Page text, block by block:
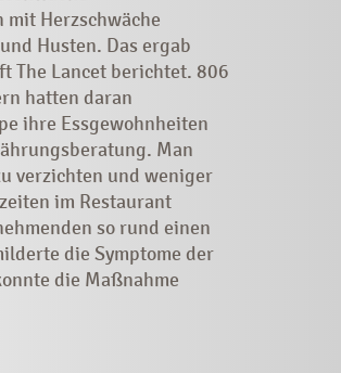
mit Herzschwäche
Husten. Das ergab
The Lancet berichtet. 806
hatten daran
ihre Essgewohnheiten
Man
verzichten und weniger
im Restaurant
so rund einen
die Symptome der
die Maßnahme